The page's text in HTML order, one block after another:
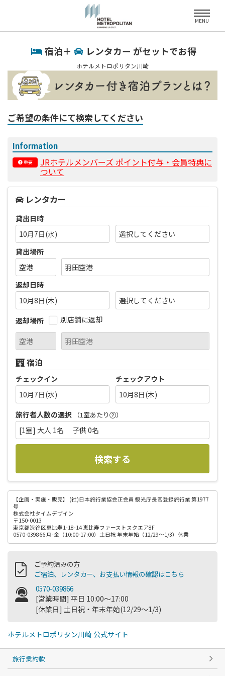
MENU
宿泊＋ レンタカー がセットでお得
ホテルメトロポリタン川崎
ご希望の条件にて検索してください
Information
重要 JRホテルメンバーズ ポイント付与・会員特典に
ついて
レンタカー
貸出日時
10月7日(水)
貸出場所
返却日時
10月8日(木)
返却場所
別店舗に返却
宿泊
チェックイン
10月7日(水)
チェックアウト
10月8日(木)
旅行者人数の選択
（1室あたり ）
[1室] 大人 1名 子供 0名
検索する
【企画・実施・販売】
(社)日本旅行業協会正会員 観光庁長官登録旅行業 第1977
号
株式会社タイムデザイン
〒150-0013
東京都渋谷区恵比寿1-18-14 恵比寿ファーストスクエア8F
0570-039866 月-金（10:00-17:00）土日祝 年末年始（12/29～1/3）休業
ご予約済みの方
ご宿泊、レンタカー、お支払い情報の確認はこちら
0570-039866
[営業時間] 平日 10:00～17:00
[休業日] 土日祝・年末年始(12/29～1/3)
ホテルメトロポリタン川崎 公式サイト
旅行業約款